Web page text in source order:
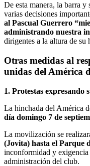
De esta manera, la barra
varias decisiones
al Pascual Guerrero
administrando nuestra
dirigentes a la altura de su
Otras medidas al
unidas del América
1. Protestas expresando
La hinchada del América
día domingo 7 de
La movilización se
(Jovita) hasta el Parque
inconformidad y exigencia
administración del club.